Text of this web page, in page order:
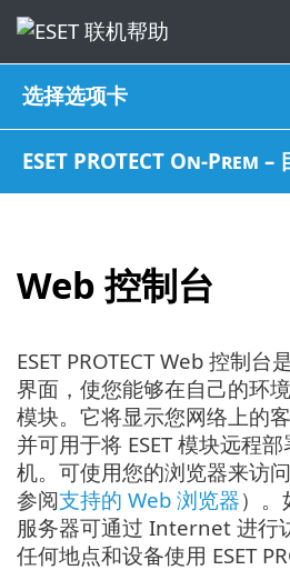
选择选项卡
ESET PROTECT On-Prem –
Web 控制台
ESET PROTECT Web 控制
界面，使您能够在自己的环
模块。它将显示您网络上的
并可用于将 ESET 模块远程
机。可使用您的浏览器来访
参阅支持的 Web 浏览器）
服务器可通过 Internet 进行
任何地点和设备使用 ESET